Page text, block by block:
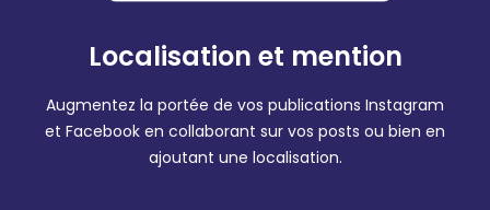
Localisation et mention
Augmentez la portée de vos publications Instagram
et Facebook en collaborant sur vos posts ou bien en
ajoutant une localisation.